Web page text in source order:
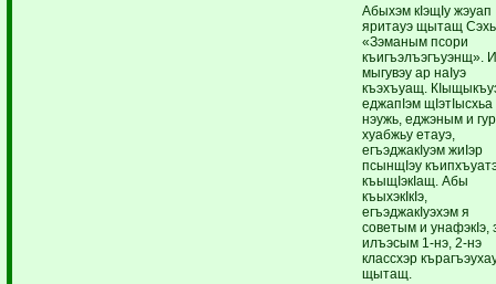
Абыхэм кIэщIу жэуап
яритауэ щытащ
«Зэманым псори
къигъэлъэгъуэнщ».
мыгувэу ар наIуэ
къэхъуащ.
еджапIэм щIэтIысхьа
нэужь, еджэным и гур
хуабжьу етауэ,
егъэджакIуэм жиIэр
псынщIэу
къыщIэкIащ. Абы
къыхэкIкIэ,
егъэджакIуэхэм я
советым и унафэкIэ,
илъэсым 1-нэ, 2-нэ
классхэр
щытащ.